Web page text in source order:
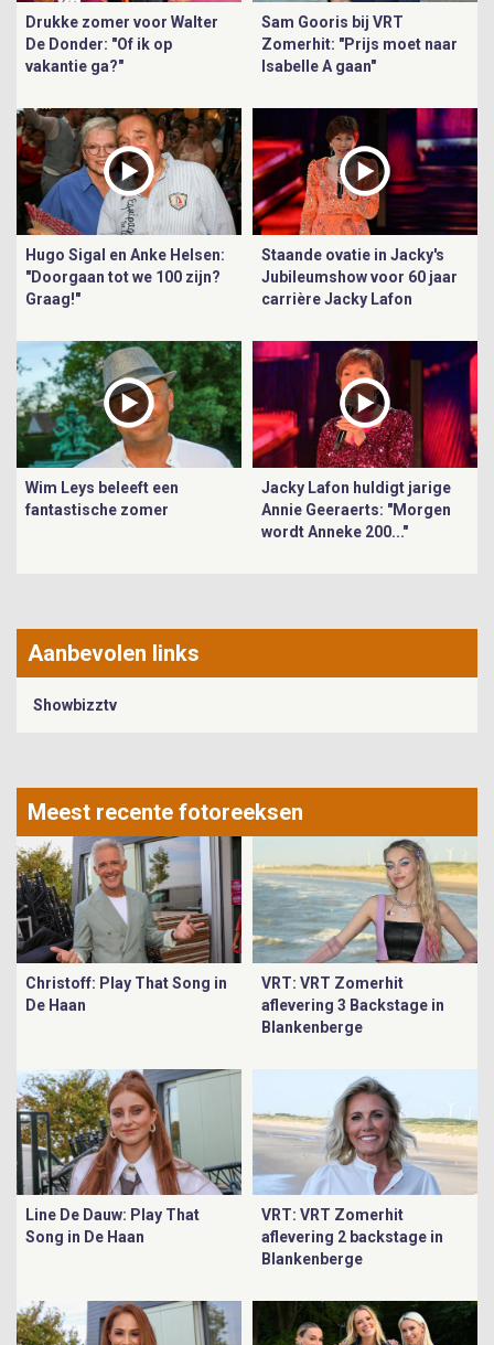
Drukke zomer voor Walter
De Donder: "Of ik op
vakantie ga?"
Sam Gooris bij VRT
Zomerhit: "Prijs moet naar
Isabelle A gaan"
Hugo Sigal en Anke Helsen:
"Doorgaan tot we 100 zijn?
Graag!"
Staande ovatie in Jacky's
Jubileumshow voor 60 jaar
carrière Jacky Lafon
Wim Leys beleeft een
fantastische zomer
Jacky Lafon huldigt jarige
Annie Geeraerts: "Morgen
wordt Anneke 200..."
Aanbevolen links
Showbizztv
Meest recente fotoreeksen
Christoff: Play That Song in
De Haan
VRT: VRT Zomerhit
aflevering 3 Backstage in
Blankenberge
Line De Dauw: Play That
Song in De Haan
VRT: VRT Zomerhit
aflevering 2 backstage in
Blankenberge